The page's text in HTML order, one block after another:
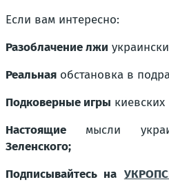
Если вам интересно:
Разоблачение лжи
Реальная обстановка в
Подковерные игры
Настоящие мысли
Зеленского;
Подписывайтесь на